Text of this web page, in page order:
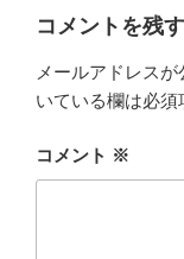
コメントを残す
メールアドレスが
いている欄は必須
コメント ※